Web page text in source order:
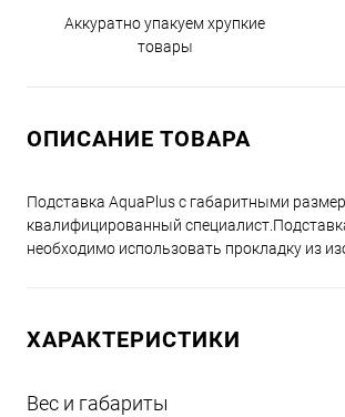
Аккуратно упакуем хрупкие
товары
ОПИСАНИЕ ТОВАРА
Подставка AquaPlus с габаритными
квалифицированный
необходимо использовать прокладку из
ХАРАКТЕРИСТИКИ
Вес и габариты